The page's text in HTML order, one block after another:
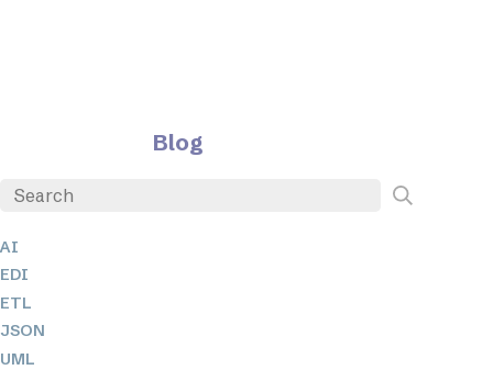
Blog
AI
EDI
ETL
JSON
UML